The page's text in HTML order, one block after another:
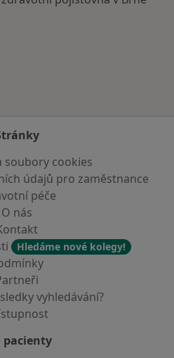
soubory cookies
údajů pro zaměstnance
péče
O nás
Hledáme nové kolegy!
vyhledávání?
pacienty